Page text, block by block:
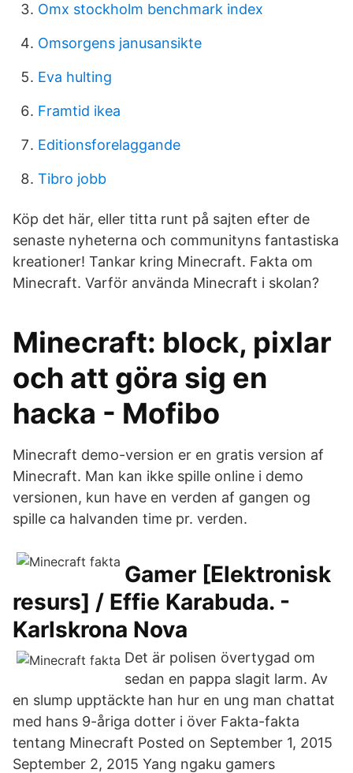
Omx stockholm benchmark index
Omsorgens janusansikte
Eva hulting
Framtid ikea
Editionsforelaggande
Tibro jobb
Köp det här, eller titta runt på sajten efter de
senaste nyheterna och communityns fantastiska
kreationer! Tankar kring Minecraft. Fakta om
Minecraft. Varför använda Minecraft i skolan?
Minecraft: block, pixlar
och att göra sig en
hacka - Mofibo
Minecraft demo-version er en gratis version af
Minecraft. Man kan ikke spille online i demo
versionen, kun have en verden af gangen og
spille ca halvanden time pr. verden.
Gamer [Elektronisk
resurs] / Effie Karabuda. -
Karlskrona Nova
Det är polisen övertygad om
sedan en pappa slagit larm. Av
en slump upptäckte han hur en ung man chattat
med hans 9-åriga dotter i över Fakta-fakta
tentang Minecraft Posted on September 1, 2015
September 2, 2015 Yang ngaku gamers